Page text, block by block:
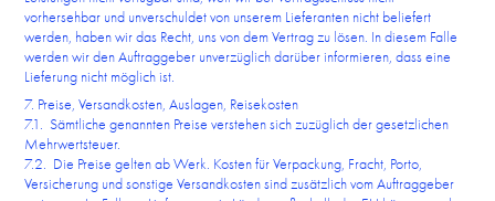
vorhersehbar und unverschuldet von unserem Lieferanten nicht beliefert
werden, haben wir das Recht, uns von dem Vertrag zu lösen. In diesem Falle
werden wir den Auftraggeber unverzüglich darüber informieren, dass eine
Lieferung nicht möglich ist.
7. Preise, Versandkosten, Auslagen, Reisekosten
7.1. Sämtliche genannten Preise verstehen sich zuzüglich der gesetzlichen
Mehrwertsteuer.
7.2. Die Preise gelten ab Werk. Kosten für Verpackung, Fracht, Porto,
Versicherung und sonstige Versandkosten sind zusätzlich vom Auftraggeber